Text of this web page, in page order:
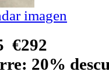
imagen
€292
20%